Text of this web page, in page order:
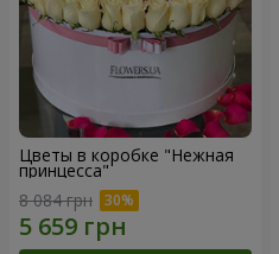
Цветы в коробке "Нежная
принцесса"
8 084 грн